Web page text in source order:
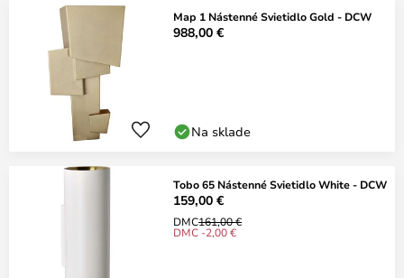
Map 1 Nástenné Svietidlo Gold - DCW
988,00 €
Na sklade
Tobo 65 Nástenné Svietidlo White - DCW
159,00 €
DMC161,00 €
DMC -2,00 €